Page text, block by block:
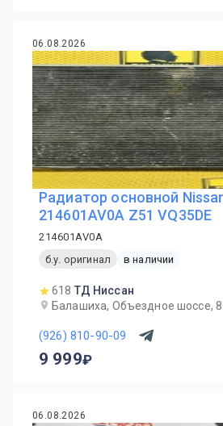
06.08.2026
Радиатор основной
214601AV0A Z51 VQ35DE
214601AV0A
б.у. оригинал
в наличии
618 ТД Ниссан
Балашиха, Объездное шоссе, 8
(926) 810-90-09
9 999
06.08.2026